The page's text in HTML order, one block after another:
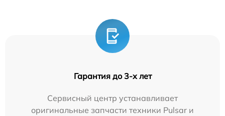
Гарантия до 3-х лет
Сервисный центр устанавливает
оригинальные запчасти техники Pulsar и